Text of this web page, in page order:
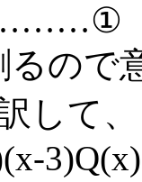
るので
して、